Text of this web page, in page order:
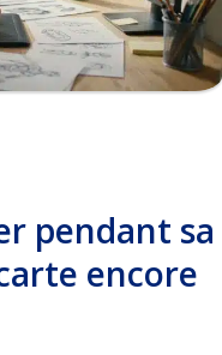
pendant sa
encore